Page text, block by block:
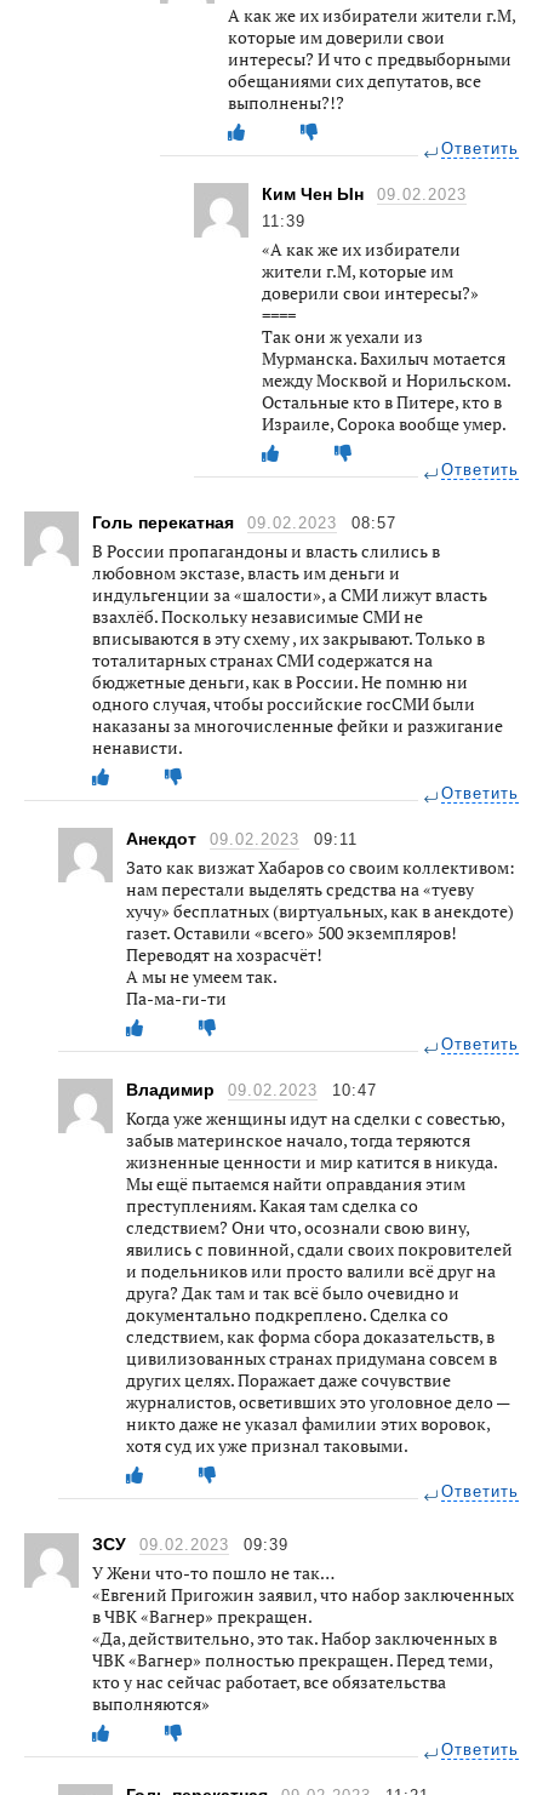
А как же их избиратели жители г.М,
которые им доверили свои
интересы? И что с предвыборными
обещаниями сих депутатов, все
выполнены?!?
Ответить
Ким Чен Ын
09.02.2023
11:39
«А как же их избиратели
жители г.М, которые им
доверили свои интересы?»
====
Так они ж уехали из
Мурманска. Бахилыч мотается
между Москвой и Норильском.
Остальные кто в Питере, кто в
Израиле, Сорока вообще умер.
Ответить
Голь перекатная 09.02.2023 08:57
В России пропагандоны и власть слились в
любовном экстазе, власть им деньги и
индульгенции за «шалости», а СМИ лижут власть
взахлёб. Поскольку независимые СМИ не
вписываются в эту схему , их закрывают. Только в
тоталитарных странах СМИ содержатся на
бюджетные деньги, как в России. Не помню ни
одного случая, чтобы российские госСМИ были
наказаны за многочисленные фейки и разжигание
ненависти.
Ответить
Анекдот 09.02.2023 09:11
Зато как визжат Хабаров со своим коллективом:
нам перестали выделять средства на «туеву
хучу» бесплатных (виртуальных, как в анекдоте)
газет. Оставили «всего» 500 экземпляров!
Переводят на хозрасчёт!
А мы не умеем так.
Па-ма-ги-ти
Ответить
Владимир 09.02.2023 10:47
Когда уже женщины идут на сделки с совестью,
забыв материнское начало, тогда теряются
жизненные ценности и мир катится в никуда.
Мы ещё пытаемся найти оправдания этим
преступлениям. Какая там сделка со
следствием? Они что, осознали свою вину,
явились с повинной, сдали своих покровителей
и подельников или просто валили всё друг на
друга? Дак там и так всё было очевидно и
документально подкреплено. Сделка со
следствием, как форма сбора доказательств, в
цивилизованных странах придумана совсем в
других целях. Поражает даже сочувствие
журналистов, осветивших это уголовное дело —
никто даже не указал фамилии этих воровок,
хотя суд их уже признал таковыми.
Ответить
ЗСУ 09.02.2023 09:39
У Жени что-то пошло не так…
«Евгений Пригожин заявил, что набор заключенных
в ЧВК «Вагнер» прекращен.
«Да, действительно, это так. Набор заключенных в
ЧВК «Вагнер» полностью прекращен. Перед теми,
кто у нас сейчас работает, все обязательства
выполняются»
Ответить